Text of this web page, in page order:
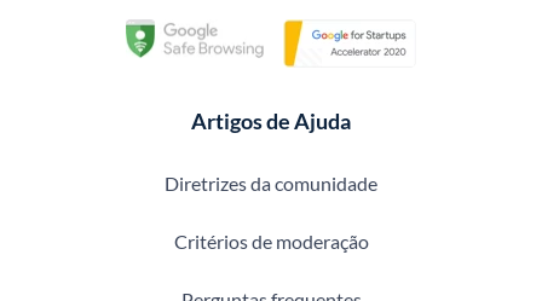
Artigos de Ajuda
Diretrizes da comunidade
Critérios de moderação